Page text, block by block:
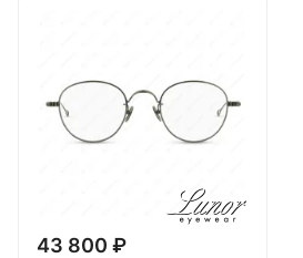
43 800 ₽